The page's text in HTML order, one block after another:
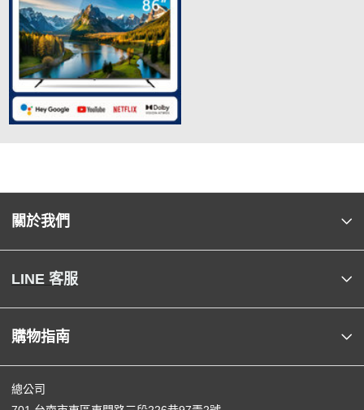
關於我們
LINE 客服
購物指南
總公司